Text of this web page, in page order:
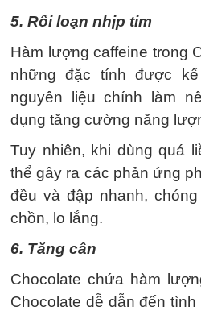
5. Rối loạn nhịp tim
Hàm lượng caffeine trong
những đặc tính được
nguyên liệu chính làm
dụng tăng cường năng
Tuy nhiên, khi dùng quá
thể gây ra các phản ứng
đều và đập nhanh,
chồn, lo lắng.
6. Tăng cân
Chocolate chứa hàm
Chocolate dễ dẫn đến